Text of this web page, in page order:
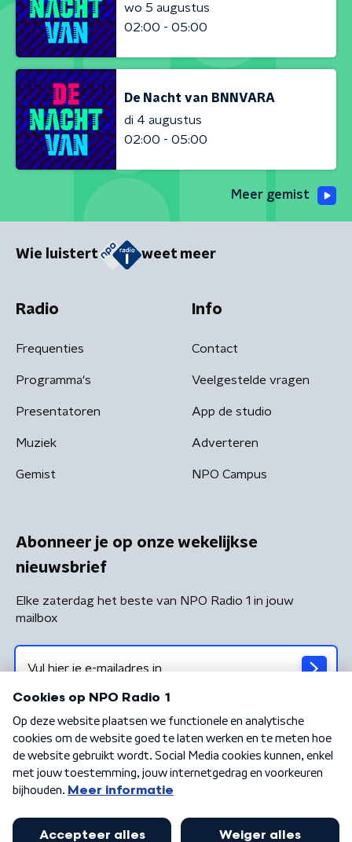
wo 5 augustus
02:00 - 05:00
De Nacht van BNNVARA
di 4 augustus
02:00 - 05:00
Meer gemist
Wie luistert weet meer
Radio
Frequenties
Programma's
Presentatoren
Muziek
Gemist
Info
Contact
Veelgestelde vragen
App de studio
Adverteren
NPO Campus
Abonneer je op onze wekelijkse
nieuwsbrief
Elke zaterdag het beste van NPO Radio 1 in jouw
mailbox
Algemene voorwaarden